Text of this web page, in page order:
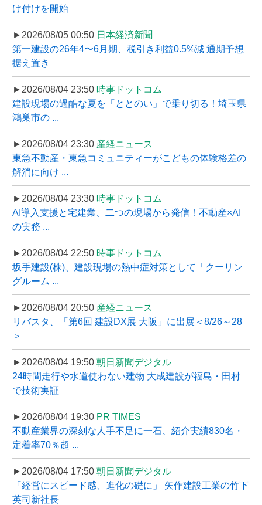
け付けを開始
►2026/08/05 00:50 日本経済新聞
第一建設の26年4〜6月期、税引き利益0.5%減 通期予想
据え置き
►2026/08/04 23:50 時事ドットコム
建設現場の過酷な夏を「ととのい」で乗り切る！埼玉県
鴻巣市の ...
►2026/08/04 23:30 産経ニュース
東急不動産・東急コミュニティーがこどもの体験格差の
解消に向け ...
►2026/08/04 23:30 時事ドットコム
AI導入支援と宅建業、二つの現場から発信！不動産×AI
の実務 ...
►2026/08/04 22:50 時事ドットコム
坂手建設(株)、建設現場の熱中症対策として「クーリン
グルーム ...
►2026/08/04 20:50 産経ニュース
リバスタ、「第6回 建設DX展 大阪」に出展＜8/26～28
＞
►2026/08/04 19:50 朝日新聞デジタル
24時間走行や水道使わない建物 大成建設が福島・田村
で技術実証
►2026/08/04 19:30 PR TIMES
不動産業界の深刻な人手不足に一石、紹介実績830名・
定着率70％超 ...
►2026/08/04 17:50 朝日新聞デジタル
「経営にスピード感、進化の礎に」 矢作建設工業の竹下
英司新社長